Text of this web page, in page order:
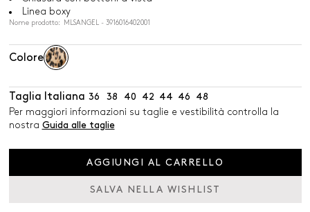
Linea boxy
Nome prodotto: MLSANGEL - 3916016402001
Colore
Taglia Italiana 36 38 40 42 44 46
48
Per maggiori informazioni su taglie e vestibilità controlla la
nostra Guida alle taglie
AGGIUNGI AL CARRELLO
SALVA NELLA WISHLIST